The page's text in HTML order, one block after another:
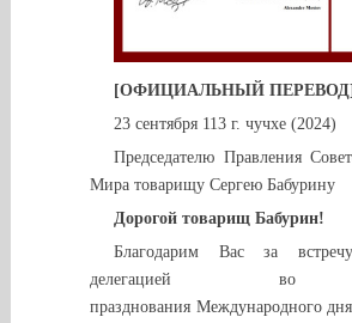
[ОФИЦИАЛЬНЫЙ
23 сентября 113 г. чучхе (2024)
Председателю Правления
Мира товарищу Сергею Бабурину
Дорогой товарищ Бабурин!
Благодарим Вас за
делегацией во
празднования Международного